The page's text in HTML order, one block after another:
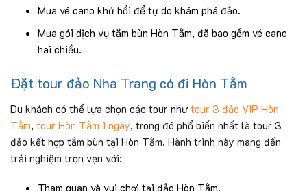
Mua vé cano khứ hồi để tự do khám phá đảo.
Mua gói dịch vụ tắm bùn Hòn Tằm, đã bao gồm vé cano
hai chiều.
Đặt tour đảo Nha Trang có đi Hòn Tằm
Du khách có thể lựa chọn các tour như tour 3 đảo VIP Hòn
Tằm, tour Hòn Tằm 1 ngày, trong đó phổ biến nhất là tour 3
đảo kết hợp tắm bùn tại Hòn Tằm. Hành trình này mang đến
trải nghiệm trọn vẹn với:
Tham quan và vui chơi tại đảo Hòn Tằm.